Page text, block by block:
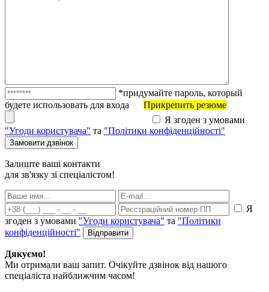
*придумайте пароль, который
будете использовать для входа
Прикрепить резюме
Я згоден з умовами
"Угоди користувача" та "Політики конфіденційності"
Залиште ваші контакти
для зв'язку зі спеціалістом!
Я
згоден з умовами "Угоди користувача" та "Політики
конфіденційності"
Дякуємо!
Ми отримали ваш запит. Очікуйте дзвінок від нашого
спеціаліста найближчим часом!